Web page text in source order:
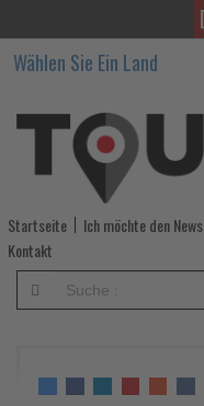
Gran
Canaria
beteiligt
sich
wieder
am
Global
Day
Wählen Sie Ein Land
Startseite Ich möchte den
Kontakt